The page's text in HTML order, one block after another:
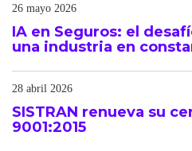
26 mayo 2026
IA en Seguros: el
una industria en
28 abril 2026
SISTRAN renueva su
9001:2015